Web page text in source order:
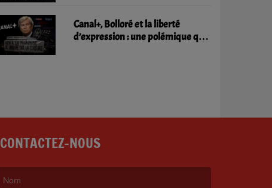
Canal+, Bolloré et la liberté
d’expression : une polémique qui
CONTACTEZ-NOUS